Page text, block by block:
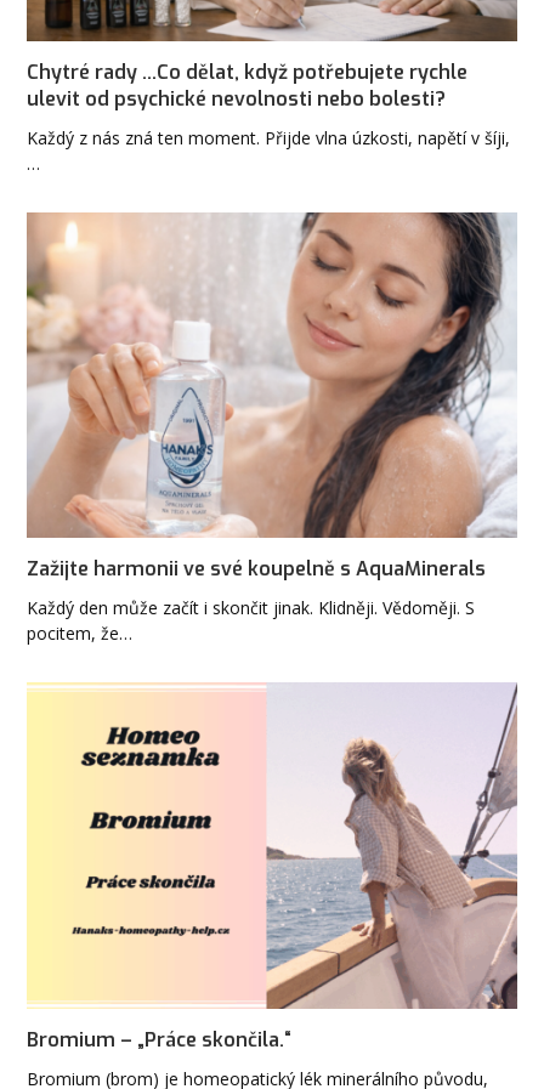
Chytré rady ...Co dělat, když potřebujete rychle
ulevit od psychické nevolnosti nebo bolesti?
Každý z nás zná ten moment. Přijde vlna úzkosti, napětí v šíji,
…
Zažijte harmonii ve své koupelně s AquaMinerals
Každý den může začít i skončit jinak. Klidněji. Vědoměji. S
pocitem, že…
Bromium – „Práce skončila.“
Bromium (brom) je homeopatický lék minerálního původu,